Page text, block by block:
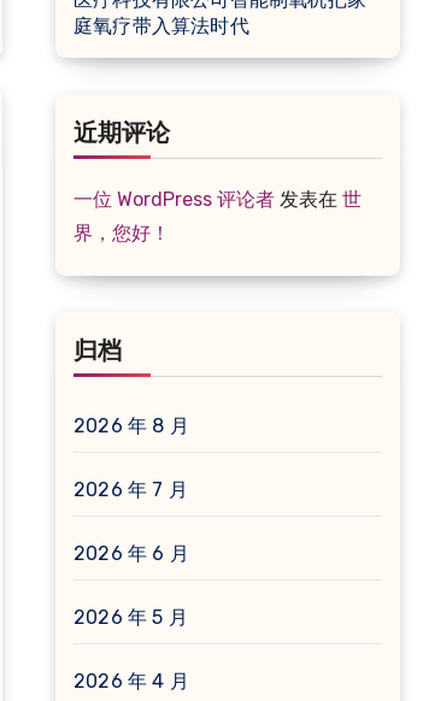
庭氧疗带入算法时代
近期评论
一位 WordPress 评论者 发表在 世
界，您好！
归档
2026 年 8 月
2026 年 7 月
2026 年 6 月
2026 年 5 月
2026 年 4 月